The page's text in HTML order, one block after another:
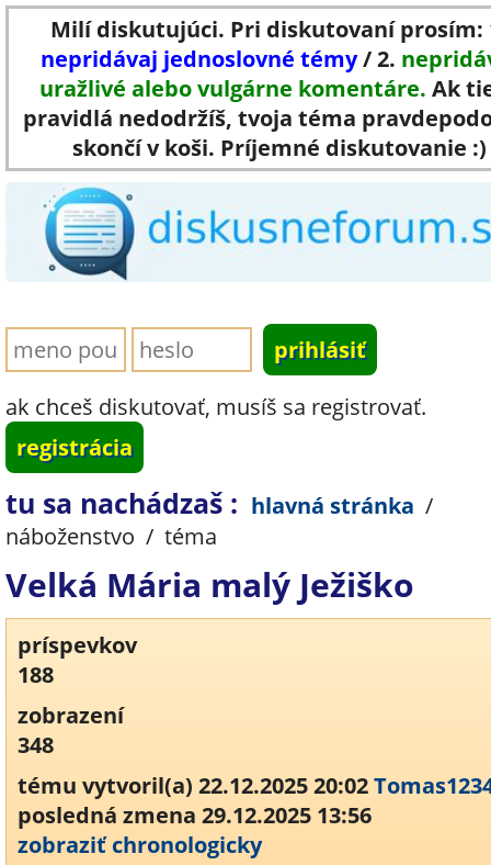
Milí diskutujúci. Pri diskutovaní prosím:
nepridávaj jednoslovné témy/ 2.
uražlivé alebo vulgárne komentáre. Ak
pravidlá nedodržíš, tvoja téma
skončí v koši. Príjemné diskutovanie :)
ak chceš diskutovať, musíš sa registrovať.
registrácia
tu sa nachádzaš : hlavná stránka /
náboženstvo / téma
Velká Mária malý Ježiško
príspevkov
188
zobrazení
348
tému vytvoril(a) 22.12.2025 20:02
posledná zmena 29.12.2025 13:56
zobraziť chronologicky